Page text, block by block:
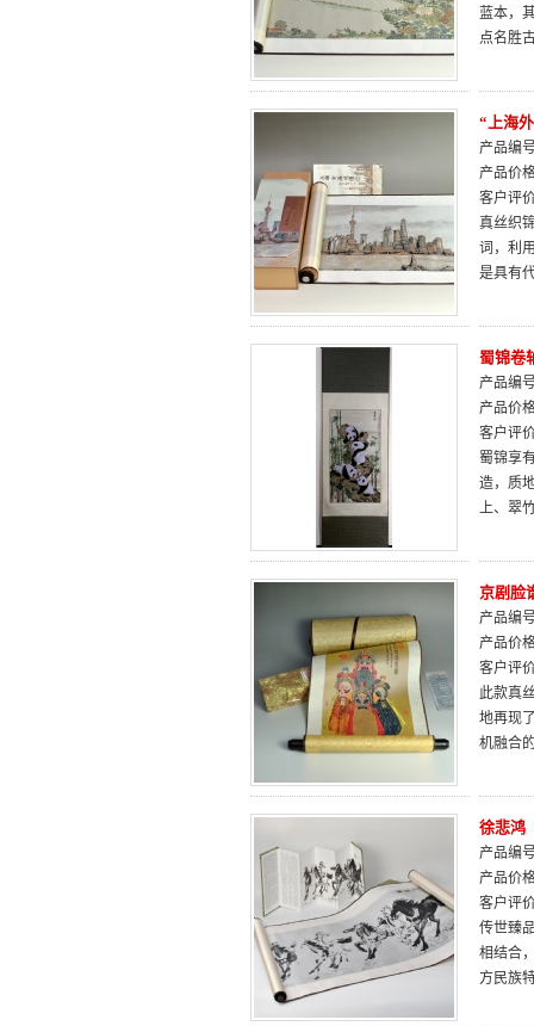
蓝本，
点名胜
“上海
产品编
产品价
客户评
真丝织
词，利
是具有
蜀锦卷
产品编
产品价
客户评
蜀锦享
造，质
上、翠
京剧脸
产品编
产品价
客户评
此款真
地再现
机融合
徐悲鸿
产品编
产品价
客户评
传世臻
相结合
方民族